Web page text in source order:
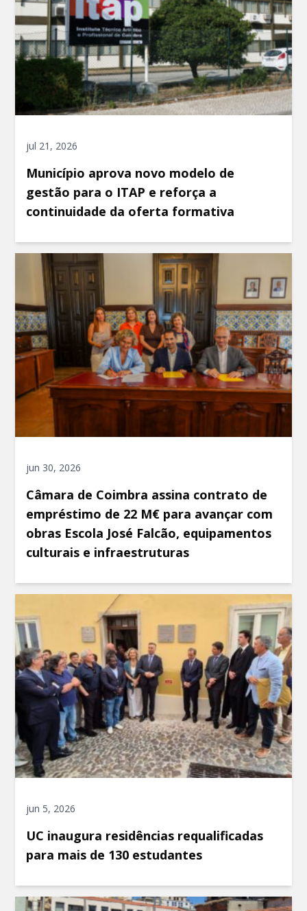
jul 21, 2026
Município aprova novo modelo de
gestão para o ITAP e reforça a
continuidade da oferta formativa
jun 30, 2026
Câmara de Coimbra assina contrato de
empréstimo de 22 M€ para avançar com
obras Escola José Falcão, equipamentos
culturais e infraestruturas
jun 5, 2026
UC inaugura residências requalificadas
para mais de 130 estudantes